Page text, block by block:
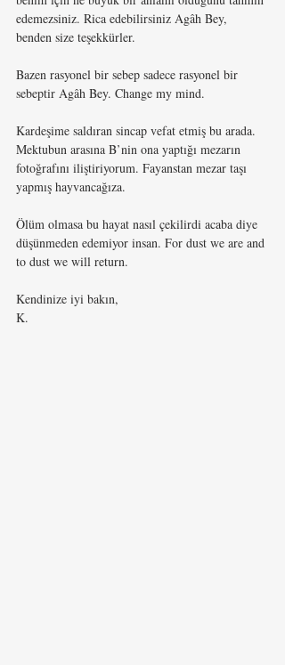
edemezsiniz. Rica edebilirsiniz Agâh Bey,
benden size teşekkürler.
Bazen rasyonel bir sebep sadece rasyonel bir
sebeptir Agâh Bey. Change my mind.
Kardeşime saldıran sincap vefat etmiş bu arada.
Mektubun arasına B’nin ona yaptığı mezarın
fotoğrafını iliştiriyorum. Fayanstan mezar taşı
yapmış hayvancağıza.
Ölüm olmasa bu hayat nasıl çekilirdi acaba diye
düşünmeden edemiyor insan. For dust we are and
to dust we will return.
Kendinize iyi bakın,
K.